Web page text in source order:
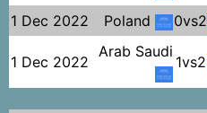
1 Dec 2022 Poland 0vs2
1 Dec 2022
Arab Saudi
1vs2